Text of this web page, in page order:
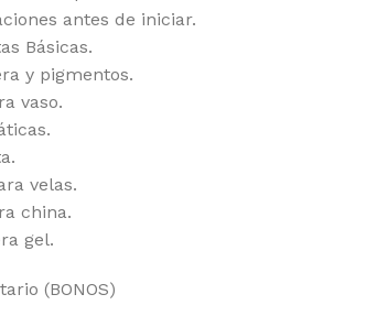
antes de iniciar.
Básicas.
y pigmentos.
vaso.
velas.
china.
gel.
(BONOS)